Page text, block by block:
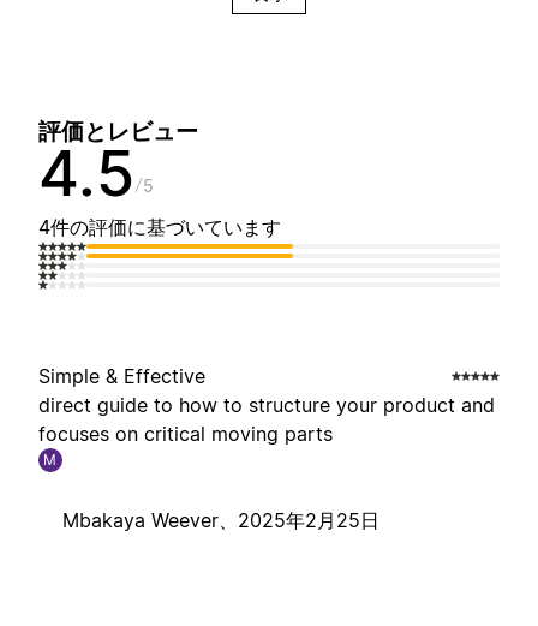
評価とレビュー
4.5 5
4件の評価に基づいています
Simple & Effective
direct guide to how to structure your product and
focuses on critical moving parts
M
Mbakaya Weever、 2025年2月25日